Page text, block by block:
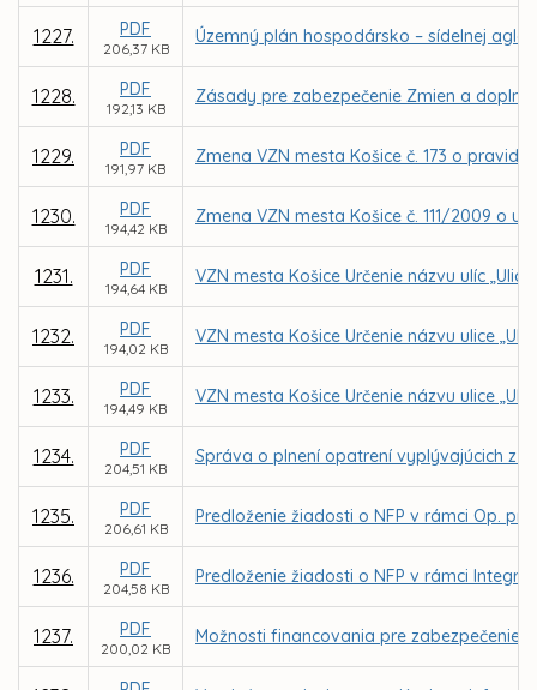
1227. PDF
206,37 KB
Územný plán hospodársko – sídelnej
1228. PDF
192,13 KB
Zásady pre zabezpečenie Zmien a
1229. PDF
191,97 KB
Zmena VZN mesta Košice č. 173 o
1230. PDF
194,42 KB
Zmena VZN mesta Košice č. 111/2009 o
1231. PDF
194,64 KB
VZN mesta Košice Určenie názvu ulíc
1232. PDF
194,02 KB
VZN mesta Košice Určenie názvu ulice
1233. PDF
194,49 KB
VZN mesta Košice Určenie názvu ulice
1234. PDF
204,51 KB
Správa o plnení opatrení vyplývajúcich z
1235. PDF
206,61 KB
Predloženie žiadosti o NFP v rámci Op.
1236. PDF
204,58 KB
Predloženie žiadosti o NFP v rámci
1237. PDF
200,02 KB
Možnosti financovania pre